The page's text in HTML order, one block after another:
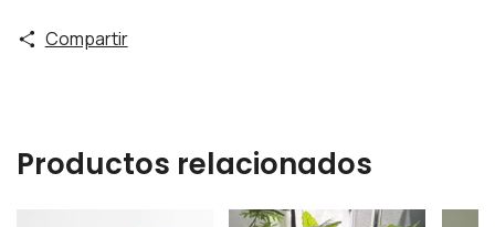
Compartir
Productos relacionados